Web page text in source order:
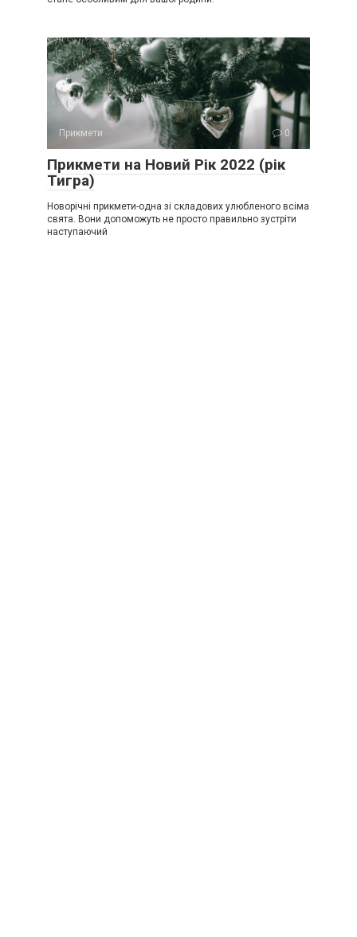
Прикмети 0
Прикмети на Новий Рік 2022 (рік
Тигра)
Новорічні прикмети-одна зі складових улюбленого всіма
свята. Вони допоможуть не просто правильно зустріти
наступаючий